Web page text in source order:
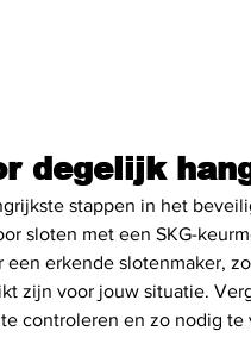
degelijk
stappen in het
sloten met een SKG-
een erkende slotenmaker,
zijn voor jouw situatie.
controleren en zo nodig te